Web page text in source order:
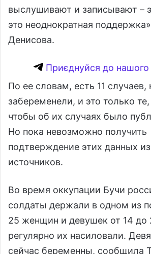
выслушивают и записывают –
это неоднократная
Денисова.
Приєднуйся до нашого
По ее словам, есть 11 случаев,
забеременели, и это только те,
чтобы об их случаях было
Но пока невозможно получить
подтверждение этих данных
источников.
Во время оккупации Бучи
солдаты держали в одном из
25 женщин и девушек от 14 до
регулярно их насиловали.
сейчас беременны, сообщила